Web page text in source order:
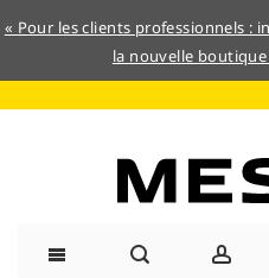
« Pour les clients professionnels :
la nouvelle